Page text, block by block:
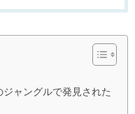
ャングルで発見された